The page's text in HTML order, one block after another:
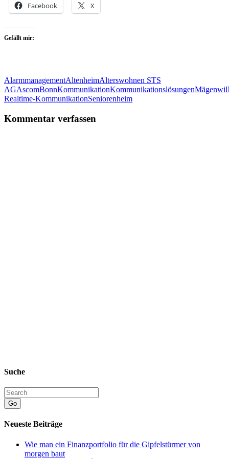
Facebook X
Gefällt mir:
AlarmmanagementAltenheimAlterswohnen STS
AGAscomBonnKommunikationKommunikationslösungenMägenwil
Realtime-KommunikationSeniorenheim
Kommentar verfassen
Suche
Go
Neueste Beiträge
Wie man ein Finanzportfolio für die Gipfelstürmer von
morgen baut